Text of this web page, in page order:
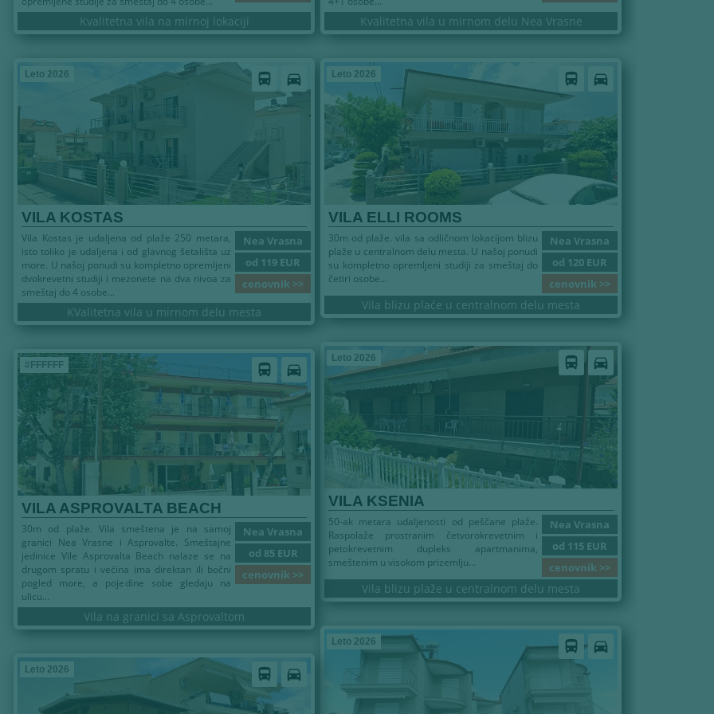
Kvalitetna vila na mirnoj lokaciji Kvalitetna vila u mirnom delu Nea Vrasne
Leto 2026 directions_bus directions_car
VILA KOSTAS
Nea Vrasna
od 119 EUR
cenovnik >>
Vila Kostas je udaljena od plaže 250 metara,
isto toliko je udaljena i od glavnog šetališta uz
more. U našoj ponudi su kompletno opremljeni
dvokrevetni studiji i mezonete na dva nivoa za
smeštaj do 4 osobe...
KValitetna vila u mirnom delu mesta
Leto 2026 directions_bus directions_car
VILA ELLI ROOMS
Nea Vrasna
od 120 EUR
cenovnik >>
30m od plaže. vila sa odličnom lokacijom blizu
plaže u centralnom delu mesta. U našoj ponudi
su kompletno opremljeni studiji za smeštaj do
četiri osobe...
Vila blizu plaće u centralnom delu mesta
Leto 2026 directions_bus directions_car
VILA KSENIA
Nea Vrasna
od 115 EUR
cenovnik >>
50-ak metara udaljenosti od peščane plaže.
Raspolaže prostranim četvorokrevetnim i
petokrevetnim dupleks apartmanima,
smeštenim u visokom prizemlju...
Vila blizu plaže u centralnom delu mesta
#FFFFFF directions_bus directions_car
VILA ASPROVALTA BEACH
Nea Vrasna
od 85 EUR
cenovnik >>
30m od plaže. Vila smeštena je na samoj
granici Nea Vrasne i Asprovalte. Smeštajne
jedinice Vile Asprovalta Beach nalaze se na
drugom spratu i većina ima direktan ili bočni
pogled more, a pojedine sobe gledaju na
ulicu...
Vila na granici sa Asprovaltom
Leto 2026 directions_bus directions_car
Leto 2026 directions_bus directions_car